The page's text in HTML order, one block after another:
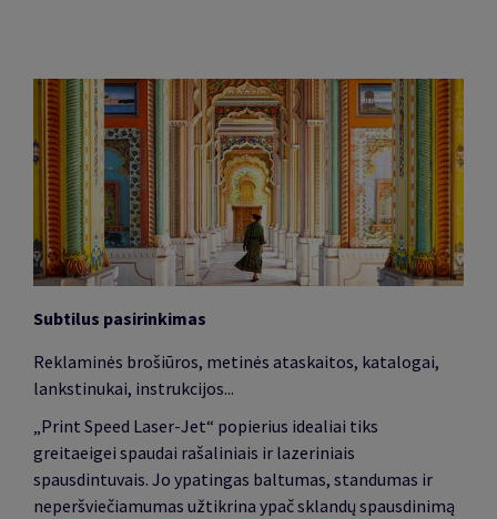
Subtilus pasirinkimas
Reklaminės brošiūros, metinės ataskaitos, katalogai,
lankstinukai, instrukcijos...
„Print Speed Laser-Jet“ popierius idealiai tiks
greitaeigei spaudai rašaliniais ir lazeriniais
spausdintuvais. Jo ypatingas baltumas, standumas ir
neperšviečiamumas užtikrina ypač sklandų spausdinimą